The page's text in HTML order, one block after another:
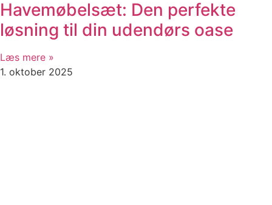
Havemøbelsæt: Den perfekte
løsning til din udendørs oase
Læs mere »
1. oktober 2025